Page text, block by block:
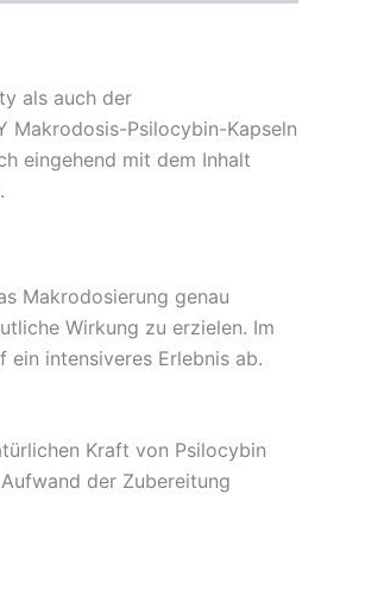
als auch der
Makrodosis-Psilocybin-Kapseln
eingehend mit dem Inhalt
Makrodosierung genau
Wirkung zu erzielen. Im
intensiveres Erlebnis ab.
Kraft von Psilocybin
der Zubereitung